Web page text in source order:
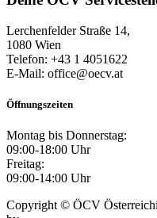
Lerchenfelder Straße 14,
1080 Wien
Telefon: +43 1 4051622
E-Mail: office@oecv.at
Öffnungszeiten
Montag bis Donnerstag:
09:00-18:00 Uhr
Freitag:
09:00-14:00 Uhr
Copyright © ÖCV